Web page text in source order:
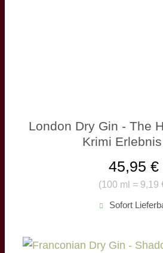
London Dry Gin - The
Krimi
(100 ml = 9,19
45,95 €
Sofort